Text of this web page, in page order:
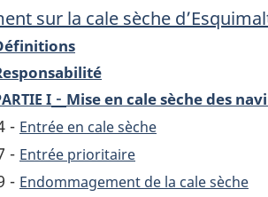
sur la cale sèche
I - Mise en cale sèche des
- Entrée en cale sèche
- Entrée prioritaire
- Endommagement de la cale sèche